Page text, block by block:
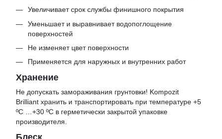
Увеличивает срок службы финишного покрытия
Уменьшает и выравнивает водопоглощение
поверхностей
Не изменяет цвет поверхности
Применяется для наружных и внутренних работ
Хранение
Не допускать замораживания грунтовки! Kompozit
Brilliant хранить и транспортировать при температуре +5
ºС …+30 ºС в герметически закрытой упаковке
производителя.